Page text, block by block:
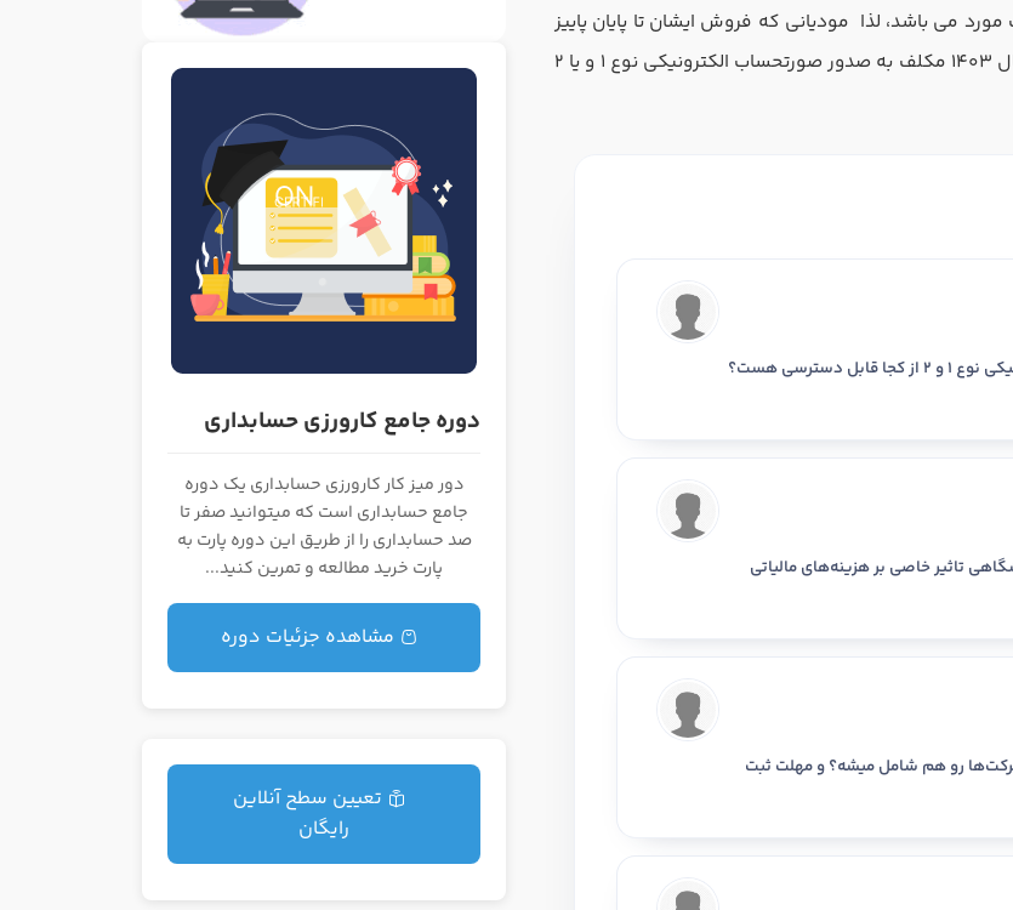
به صدور صورتحساب الکترونیکی نوع 1 و یا 2 حسب مورد می ‏باشد، لذا مودیانی که فروش ایشان تا پایان پاییز
سال 1402 به 180 میلیارد ریال برسد، از ابتدای فروردین ماه سال 1403 مکلف به صدور صورتحساب الکترونیکی نوع 1 و یا 2
وقت شما بخیر، اطلاعیه مربوط به صدور صورتحساب الکترونیکی نوع 1 و 2 از کجا قابل دسترسی هست؟
تاثیر خاصی بر هزینه‌های مالیاتی
رو هم شامل میشه؟ و مهلت ثبت
دوره جامع کارورزی حسابداری
دور میز کار کارورزی حسابداری یک دوره
جامع حسابداری است که میتوانید صفر تا
صد حسابداری را از طریق این دوره پارت به
پارت خرید مطالعه و تمرین کنید...
مشاهده جزئیات دوره
تعیین سطح آنلاین
رایگان
فرم تعیین سطح
داشته اید را بنویسید
حسابداری تدریس ارتقا به حسابدار حرفه ای
درخواست تعیین سطح